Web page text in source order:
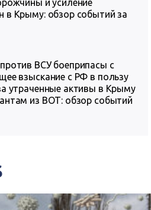
и усиление
в Крыму: обзор событий за
ВСУ боеприпасы с
взыскание с РФ в пользу
утраченные активы в Крыму
из ВОТ: обзор событий